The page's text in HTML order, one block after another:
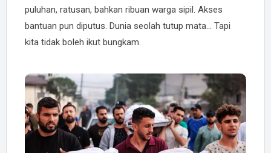
puluhan, ratusan, bahkan ribuan warga sipil. Akses
bantuan pun diputus. Dunia seolah tutup mata... Tapi
kita tidak boleh ikut bungkam.